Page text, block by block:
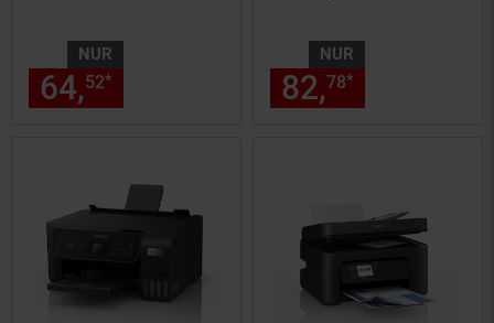
NUR
64,52* € Sternchen
NUR
82,78*